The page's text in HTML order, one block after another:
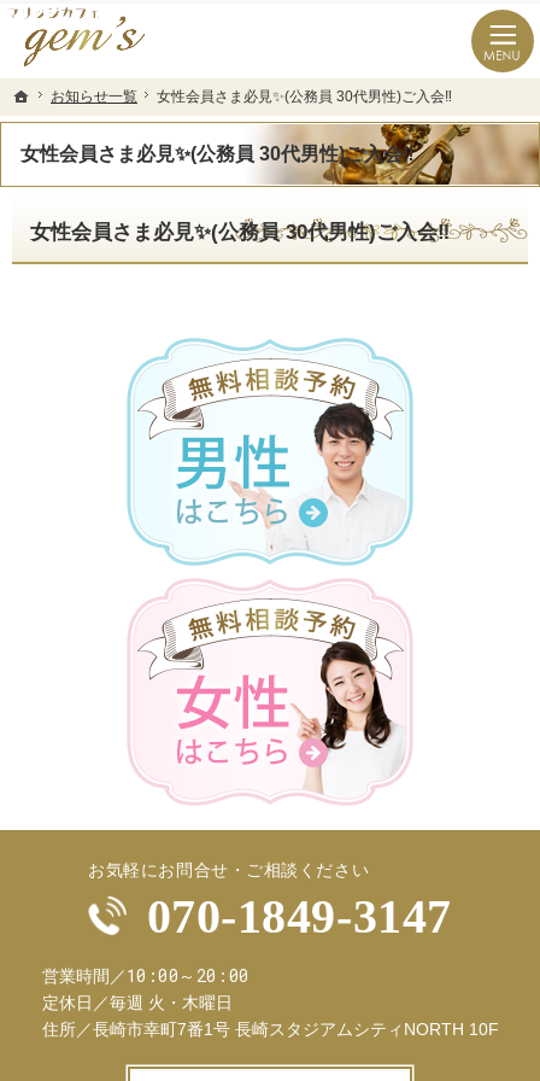
ホーム
お知らせ一覧 女性会員さま必見✨(公務員 30代男性)ご入会‼️
女性会員さま必見✨(公務員 30代男性)ご入会‼️
長崎県の婚活なら結婚相談所のマリッジカフェgem’ｓ（ジェムズ）
長崎県長崎市の結婚相談所マリッジカフェgem's(ジェムズ)
女性会員さま必見✨(公務員 30代男性)ご入会‼️
ホーム
お知らせ一覧 女性会員さま必見✨(公務員 30代男性)ご入会‼️
お気軽にお問合せ・ご相談ください
070-1849-3147
営業時間／10:00～20:00
定休日／毎週 火・木曜日
住所／長崎市幸町7番1号 長崎スタジアムシティNORTH 10F